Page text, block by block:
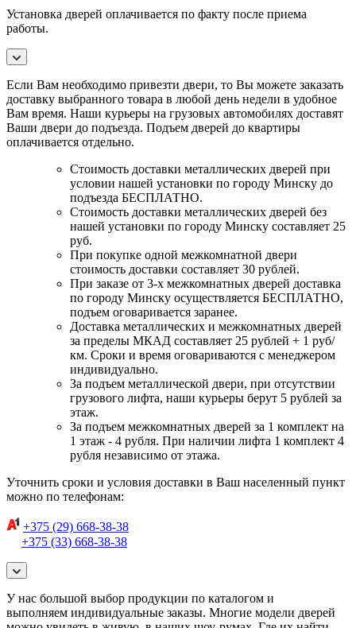
Установка дверей оплачивается по факту после приема
работы.
Если Вам необходимо привезти двери, то Вы можете заказать
доставку выбранного товара в любой день недели в удобное
Вам время. Наши курьеры на грузовых автомобилях доставят
Ваши двери до подъезда. Подъем дверей до квартиры
оплачивается отдельно.
Стоимость доставки металлических дверей при
условии нашей установки по городу Минску до
подъезда БЕСПЛАТНО.
Стоимость доставки металлических дверей без
нашей установки по городу Минску составляет 25
руб.
При покупке одной межкомнатной двери
стоимость доставки составляет 30 рублей.
При заказе от 3-х межкомнатных дверей доставка
по городу Минску осуществляется БЕСПЛАТНО,
подъем оговаривается заранее.
Доставка металлических и межкомнатных дверей
за пределы МКАД составляет 25 рублей + 1 руб/
км. Сроки и время оговариваются с менеджером
индивидуально.
За подъем металлической двери, при отсутствии
грузового лифта, наши курьеры берут 5 рублей за
этаж.
За подъем межкомнатных дверей за 1 комплект на
1 этаж - 4 рубля. При наличии лифта 1 комплект 4
рубля независимо от этажа.
Уточнить сроки и условия доставки в Ваш населенный пункт
можно по телефонам:
+375 (29) 668-38-38
+375 (33) 668-38-38
У нас большой выбор продукции по каталогом и
выполняем индивидуальные заказы. Многие модели дверей